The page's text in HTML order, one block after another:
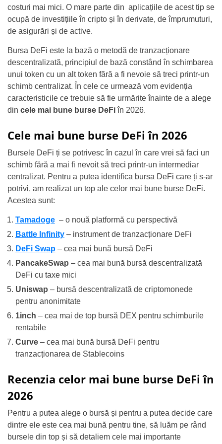
costuri mai mici. O mare parte din aplicațiile de acest tip se
ocupă de investițiile în cripto și în derivate, de împrumuturi,
de asigurări și de active.
Bursa DeFi este la bază o metodă de tranzacționare
descentralizată, principiul de bază constând în schimbarea
unui token cu un alt token fără a fi nevoie să treci printr-un
schimb centralizat. În cele ce urmează vom evidenția
caracteristicile ce trebuie să fie urmărite înainte de a alege
din cele mai bune burse DeFiîn 2026.
Cele mai bune burse DeFi în 2026
Bursele DeFi ți se potrivesc în cazul în care vrei să faci un
schimb fără a mai fi nevoit să treci printr-un intermediar
centralizat. Pentru a putea identifica bursa DeFi care ți s-ar
potrivi, am realizat un top ale celor mai bune burse DeFi.
Acestea sunt:
Tamadoge– o nouă platformă cu perspectivă
Battle Infinity– instrument de tranzacționare DeFi
DeFi Swap– cea mai bună bursă DeFi
PancakeSwap – cea mai bună bursă descentralizată
DeFi cu taxe mici
Uniswap – bursă descentralizată de criptomonede
pentru anonimitate
1inch – cea mai de top bursă DEX pentru schimburile
rentabile
Curve– cea mai bună bursă DeFi pentru
tranzacționarea de Stablecoins
Recenzia celor mai bune burse DeFi în
2026
Pentru a putea alege o bursă și pentru a putea decide care
dintre ele este cea mai bună pentru tine, să luăm pe rând
bursele din top și să detaliem cele mai importante